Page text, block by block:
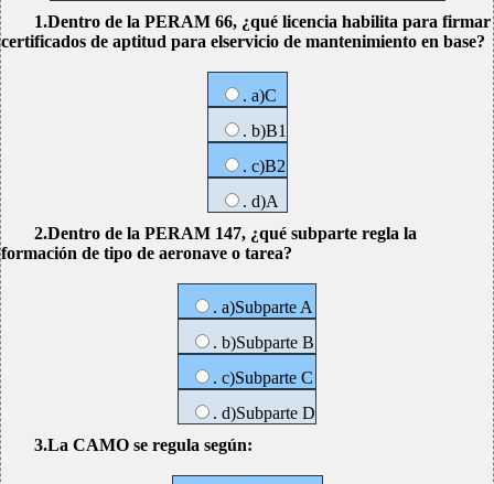
1.Dentro de la PERAM 66, ¿qué licencia habilita para firmar
certificados de aptitud para elservicio de mantenimiento en base?
. a)C
. b)B1
. c)B2
. d)A
2.Dentro de la PERAM 147, ¿qué subparte regla la
formación de tipo de aeronave o tarea?
. a)Subparte A
. b)Subparte B
. c)Subparte C
. d)Subparte D
3.La CAMO se regula según: